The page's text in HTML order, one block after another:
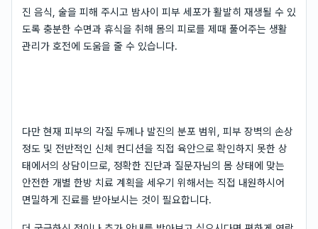
진 음식, 술을 피해 주시고 밤사이 피부 세포가 활발히 재생될 수 있
도록 충분한 수면과 휴식을 취해 몸의 피로를 제때 풀어주는 생활
관리가 호전에 도움을 줄 수 있습니다.
다만 현재 피부의 각질 두께나 발진의 분포 범위, 피부 장벽의 손상
정도 및 전반적인 신체 컨디션을 직접 육안으로 확인하지 못한 상
태에서의 상담이므로, 정확한 진단과 질문자님의 몸 상태에 맞는
안전한 개별 한방 치료 계획을 세우기 위해서는 직접 내원하시어
면밀하게 진료를 받아보시는 것이 필요합니다.